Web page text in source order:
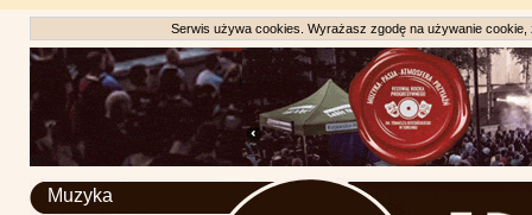
Serwis używa cookies. Wyrażasz zgodę na używanie
Muzyka